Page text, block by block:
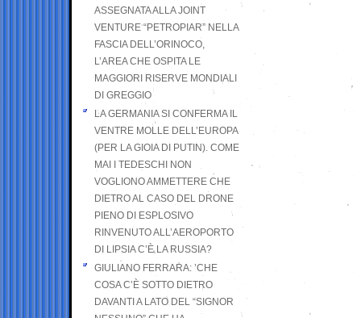
ASSEGNATA ALLA JOINT
VENTURE “PETROPIAR” NELLA
FASCIA DELL’ORINOCO,
L’AREA CHE OSPITA LE
MAGGIORI RISERVE MONDIALI
DI GREGGIO
LA GERMANIA SI CONFERMA IL
VENTRE MOLLE DELL’EUROPA
(PER LA GIOIA DI PUTIN). COME
MAI I TEDESCHI NON
VOGLIONO AMMETTERE CHE
DIETRO AL CASO DEL DRONE
PIENO DI ESPLOSIVO
RINVENUTO ALL’AEROPORTO
DI LIPSIA C’È LA RUSSIA?
GIULIANO FERRARA: ’CHE
COSA C’È SOTTO DIETRO
DAVANTI A LATO DEL “SIGNOR